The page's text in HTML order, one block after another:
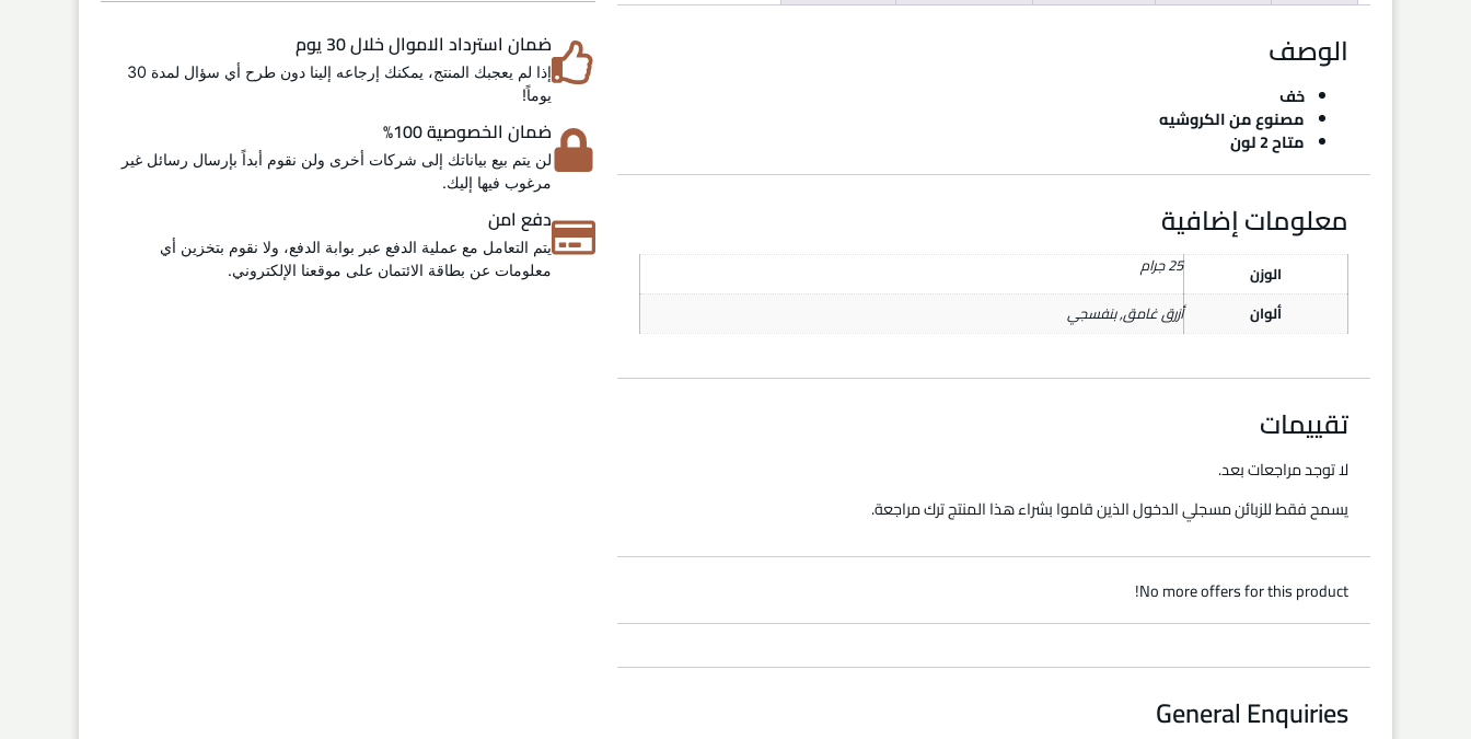
الوصف
خف
مصنوع من الكروشيه
متاح 2 لون
معلومات إضافية
الوزن
25 جرام
ألوان
أزرق غامق,بنفسجي
تقييمات
لا توجد مراجعات بعد.
يسمح فقط للزبائن مسجلي الدخول الذين قاموا بشراء هذا المنتج ترك مراجعة.
No more offers for this product!
General Enquiries
ضمان استرداد الاموال خلال 30 يوم
إذا لم يعجبك المنتج، يمكنك إرجاعه إلينا دون طرح أي سؤال لمدة 30
يوماً!
ضمان الخصوصية 100%
لن يتم بيع بياناتك إلى شركات أخرى ولن نقوم أبداً بإرسال رسائل غير
مرغوب فيها إليك.
دفع امن
يتم التعامل مع عملية الدفع عبر بوابة الدفع، ولا نقوم بتخزين أي
معلومات عن بطاقة الائتمان على موقعنا الإلكتروني.